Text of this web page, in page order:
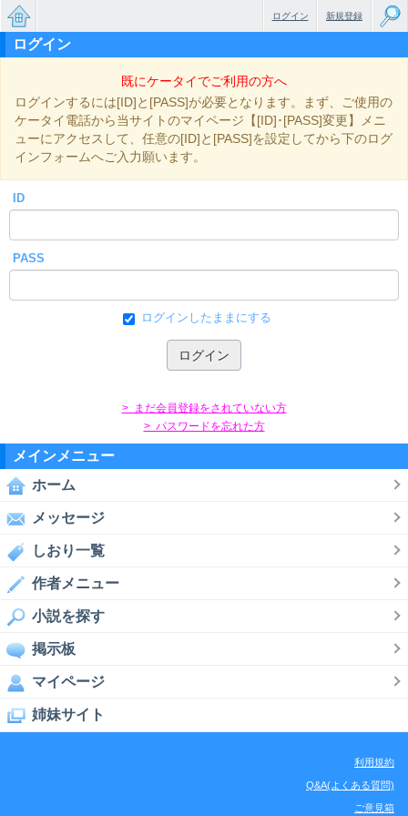
無料で
っと大
小説
新規登録
ログイン
ログイン
既にケータイでご利用の方へ
ログインするには[ID]と[PASS]が必要となります。まず、ご使用の
ケータイ電話から当サイトのマイページ【[ID]･[PASS]変更】メニ
ューにアクセスして、任意の[ID]と[PASS]を設定してから下のログ
インフォームへご入力願います。
ID
PASS
ログインしたままにする
> まだ会員登録をされていない方
> パスワードを忘れた方
メインメニュー
ホーム
メッセージ
しおり一覧
作者メニュー
小説を探す
掲示板
マイページ
姉妹サイト
利用規約
Q&A(よくある質問)
ご意見箱